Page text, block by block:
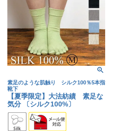
素足のような肌触り シルク100％5本指
靴下
【夏季限定】大法紡績 素足な
気分 〔シルク100%〕